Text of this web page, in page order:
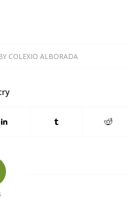
COLEXIO ALBORADA